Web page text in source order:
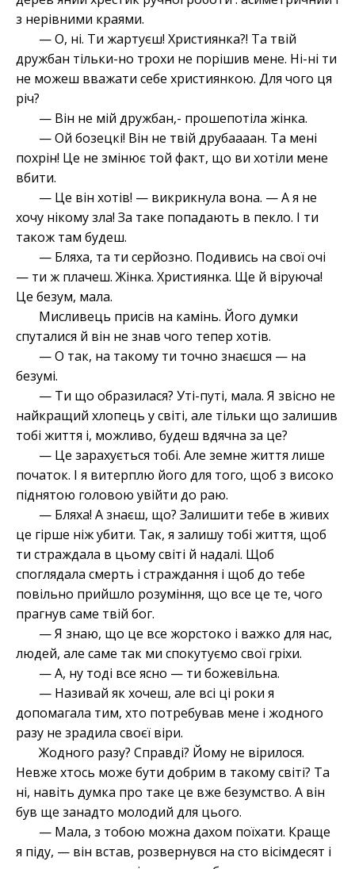
з нерівними краями.
— О, ні. Ти жартуєш! Християнка?! Та твій
дружбан тільки-но трохи не порішив мене. Ні-ні ти
не можеш вважати себе християнкою. Для чого ця
річ?
— Він не мій дружбан,- прошепотіла жінка.
— Ой бозецкі! Він не твій друбаааан. Та мені
похрін! Це не змінює той факт, що ви хотіли мене
вбити.
— Це він хотів! — викрикнула вона. — А я не
хочу нікому зла! За таке попадають в пекло. І ти
також там будеш.
— Бляха, та ти серйозно. Подивись на свої очі
— ти ж плачеш. Жінка. Християнка. Ще й віруюча!
Це безум, мала.
Мисливець присів на камінь. Його думки
спуталися й він не знав чого тепер хотів.
— О так, на такому ти точно знаєшся — на
безумі.
— Ти що образилася? Уті-путі, мала. Я звісно не
найкращий хлопець у світі, але тільки що залишив
тобі життя і, можливо, будеш вдячна за це?
— Це зарахується тобі. Але земне життя лише
початок. І я витерплю його для того, щоб з високо
піднятою головою увійти до раю.
— Бляха! А знаєш, що? Залишити тебе в живих
це гірше ніж убити. Так, я залишу тобі життя, щоб
ти страждала в цьому світі й надалі. Щоб
споглядала смерть і страждання і щоб до тебе
повільно прийшло розуміння, що все це те, чого
прагнув саме твій бог.
— Я знаю, що це все жорстоко і важко для нас,
людей, але саме так ми спокутуємо свої гріхи.
— А, ну тоді все ясно — ти божевільна.
— Називай як хочеш, але всі ці роки я
допомагала тим, хто потребував мене і жодного
разу не зрадила своєї віри.
Жодного разу? Справді? Йому не вірилося.
Невже хтось може бути добрим в такому світі? Та
ні, навіть думка про таке це вже безумство. А він
був ще занадто молодий для цього.
— Мала, з тобою можна дахом поїхати. Краще
я піду, — він встав, розвернувся на сто вісімдесят і